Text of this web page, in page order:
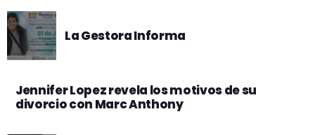
La Gestora Informa
Jennifer Lopez revela los motivos de su
divorcio con Marc Anthony